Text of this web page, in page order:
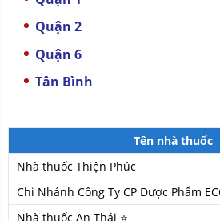
Quận 2
Quận 6
Tân Bình
Tên nhà thuốc
Nhà thuốc Thiện Phúc
Chi Nhánh Công Ty CP Dược Phẩm
Nhà thuốc An Thái ⭐